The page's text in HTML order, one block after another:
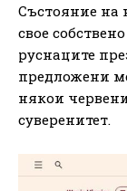
Състояние на
свое
руснаците
предложени
някои
суверенитет.